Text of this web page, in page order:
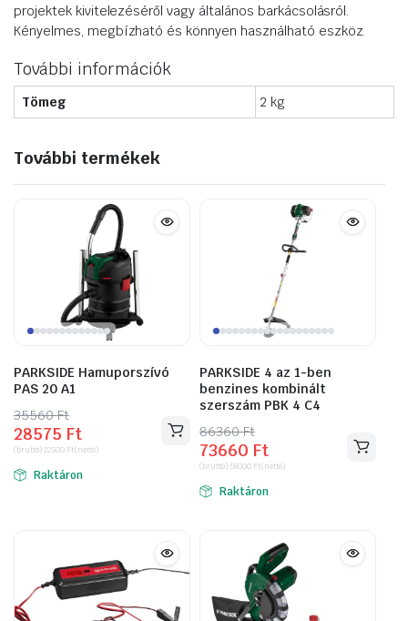
projektek kivitelezéséről vagy általános barkácsolásról.
Kényelmes, megbízható és könnyen használható eszköz.
További információk
Tömeg 2 kg
További termékek
PARKSIDE Hamuporszívó
PAS 20 A1
35560Ft
Original
price
was:
35560 Ft.
28575 Ft
Current
price
is:
28575 Ft.
(bruttó)22500 Ft(nettó)
Raktáron
PARKSIDE 4 az 1-ben
benzines kombinált
szerszám PBK 4 C4
86360Ft
Original
price
was:
86360 Ft.
73660 Ft
Current
price
is:
73660 Ft.
(bruttó) 58000 Ft(nettó)
Raktáron